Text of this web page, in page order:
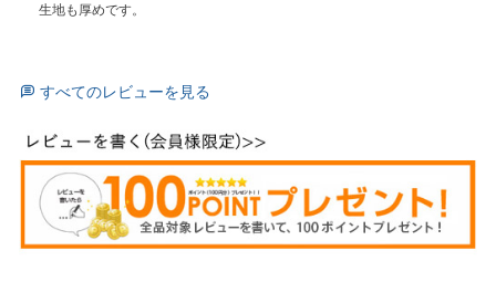
生地も厚めです。
すべてのレビューを見る